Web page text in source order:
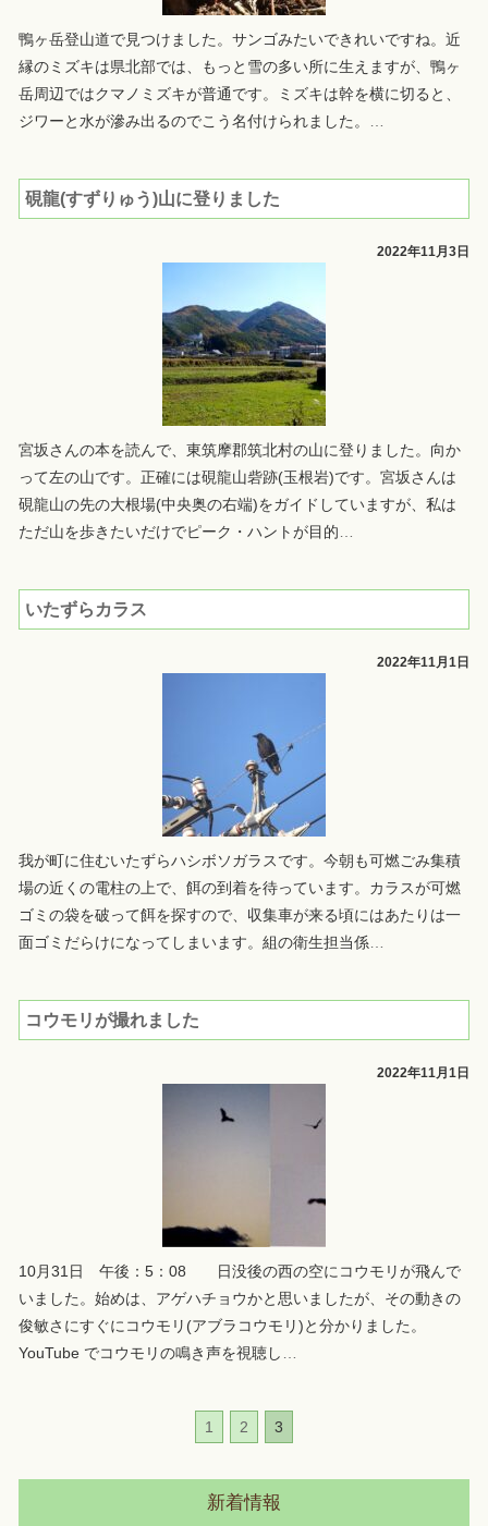
鴨ヶ岳登山道で見つけました。サンゴみたいできれいですね。近
縁のミズキは県北部では、もっと雪の多い所に生えますが、鴨ヶ
岳周辺ではクマノミズキが普通です。ミズキは幹を横に切ると、
ジワーと水が滲み出るのでこう名付けられました。
…
硯龍(すずりゅう)山に登りました
2022年11月3日
宮坂さんの本を読んで、東筑摩郡筑北村の山に登りました。向か
って左の山です。正確には硯龍山砦跡(玉根岩)です。宮坂さんは
硯龍山の先の大根場(中央奥の右端)をガイドしていますが、私は
ただ山を歩きたいだけでピーク・ハントが目的…
いたずらカラス
2022年11月1日
我が町に住むいたずらハシボソガラスです。今朝も可燃ごみ集積
場の近くの電柱の上で、餌の到着を待っています。カラスが可燃
ゴミの袋を破って餌を探すので、収集車が来る頃にはあたりは一
面ゴミだらけになってしまいます。組の衛生担当係…
コウモリが撮れました
2022年11月1日
10月31日 午後：5：08 日没後の西の空にコウモリが飛んで
いました。始めは、アゲハチョウかと思いましたが、その動きの
俊敏さにすぐにコウモリ(アブラコウモリ)と分かりました。
YouTube でコウモリの鳴き声を視聴し …
1 2 3
新着情報